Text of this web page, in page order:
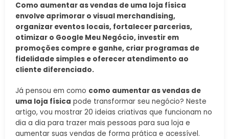
Como aumentar as vendas de uma loja física
envolve aprimorar o visual merchandising,
organizar eventos locais, fortalecer parcerias,
otimizar o Google Meu Negócio, investir em
promoções compre e ganhe, criar programas de
fidelidade simples e oferecer atendimento ao
cliente diferenciado.
Já pensou em como como aumentar as vendas de
uma loja física pode transformar seu negócio? Neste
artigo, vou mostrar 20 ideias criativas que funcionam no
dia a dia para trazer mais pessoas para sua loja e
aumentar suas vendas de forma prática e acessível.